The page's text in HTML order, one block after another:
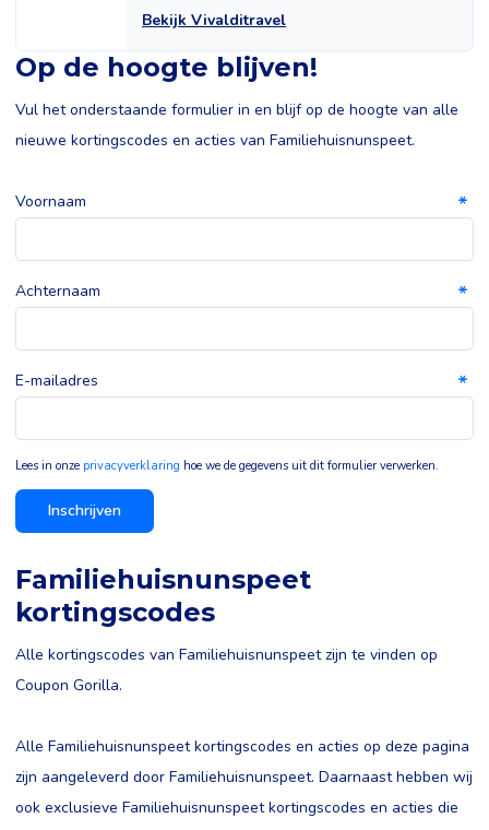
Bekijk Vivalditravel
Op de hoogte blijven!
Vul het onderstaande formulier in en blijf op de hoogte van alle
nieuwe kortingscodes en acties van Familiehuisnunspeet.
Voornaam
Achternaam
E-mailadres
Lees in onze privacyverklaring hoe we de gegevens uit dit formulier verwerken.
Inschrijven
Familiehuisnunspeet
kortingscodes
Alle kortingscodes van Familiehuisnunspeet zijn te vinden op
Coupon Gorilla.
Alle Familiehuisnunspeet kortingscodes en acties op deze pagina
zijn aangeleverd door Familiehuisnunspeet. Daarnaast hebben wij
ook exclusieve Familiehuisnunspeet kortingscodes en acties die